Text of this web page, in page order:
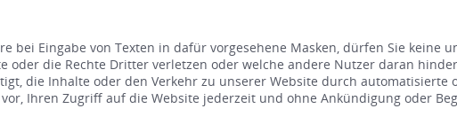
bei Eingabe von Texten in dafür vorgesehene Masken, dürfen Sie keine
oder die Rechte Dritter verletzen oder welche andere Nutzer daran
die Inhalte oder den Verkehr zu unserer Website durch automatisierte
Ihren Zugriff auf die Website jederzeit und ohne Ankündigung oder